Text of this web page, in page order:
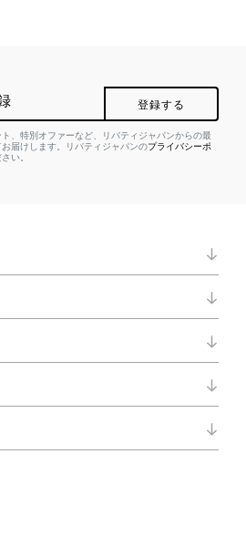
登録する
、特別オファーなど、リバティジャパンからの最
届けします。リバティジャパンのプライバシーポ
い。